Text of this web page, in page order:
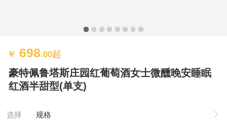
￥ 698.00起
豪特佩鲁塔斯庄园红葡萄酒女士微醺晚安睡眠
红酒半甜型(单支)
选择 规格